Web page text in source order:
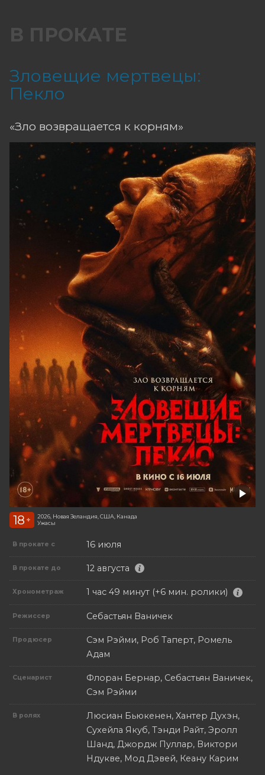
В ПРОКАТЕ
Зловещие мертвецы:
Пекло
«Зло возвращается к корням»
18 +
2026, Новая Зеландия, США, Канада
Ужасы
В прокате с 16 июля
В прокате до 12 августа
Хронометраж 1 час 49 минут (+6 мин. ролики)
Режиссер Себастьян Ваничек
Продюсер
Сэм Рэйми, Роб Таперт, Ромель
Адам
Сценарист
Флоран Бернар, Себастьян Ваничек,
Сэм Рэйми
В ролях
Люсиан Бьюкенен, Хантер Духэн,
Сухейла Якуб, Тэнди Райт, Эролл
Шанд, Джордж Пуллар, Виктори
Ндукве, Мод Дэвей, Кеану Карим